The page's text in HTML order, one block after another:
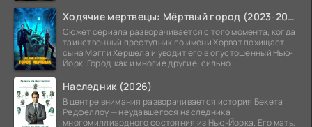
Ходячие мертвецы: Мёртвый город (2023-2026)
Сюжет сериала разворачивается с того момента, когда
таинственный преступник по имени Хорват похищает
сына Мэгги Хершела и уводит его в опустошенный Нью-
Йорк. Город, как и многие другие, сильно
Наследник (2026)
В центре внимания разворачивается история Бекета
Редфеллоу — неудавшегося наследника
многомиллиардного состояния из Нью-Йорка. Его мать,